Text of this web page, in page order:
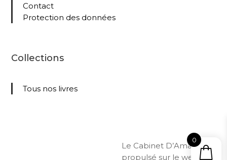
Contact
Protection des données
Collections
Tous nos livres
Le Cabinet D’Amateur –
propulsé sur le web par
0